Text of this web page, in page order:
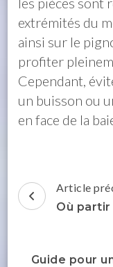
extrémités du
ainsi sur le
profiter
Cependant,
un buisson ou
en face de la
d'article
Article
Où partir
Guide pour